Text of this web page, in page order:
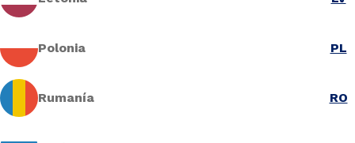
Polonia PL
Rumanía RO